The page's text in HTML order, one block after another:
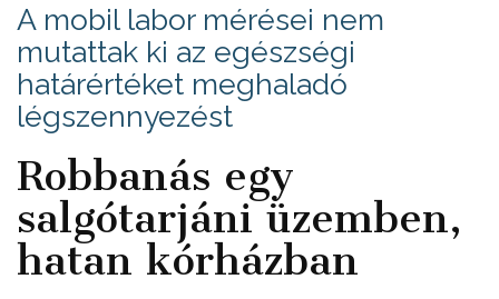
A mobil labor mérései nem
mutattak ki az egészségi
határértéket meghaladó
légszennyezést
Robbanás egy
salgótarjáni üzemben,
hatan kórházban